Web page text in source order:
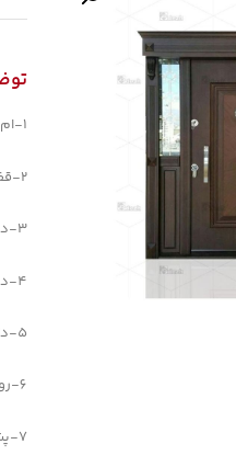
1-ام دی اف 10 میل با روکش راش(روکش قاب گردو به حالت تار و پودی)
2-قفل کاله اصل ترکیه با 5سال گارانتی
3-درب لابی تک قاب با ابعاد 180*219
4-دو طرف شیشه خور
5-دارای روکوب و تاج
6-روکوب آستانه
7-پشت کوب